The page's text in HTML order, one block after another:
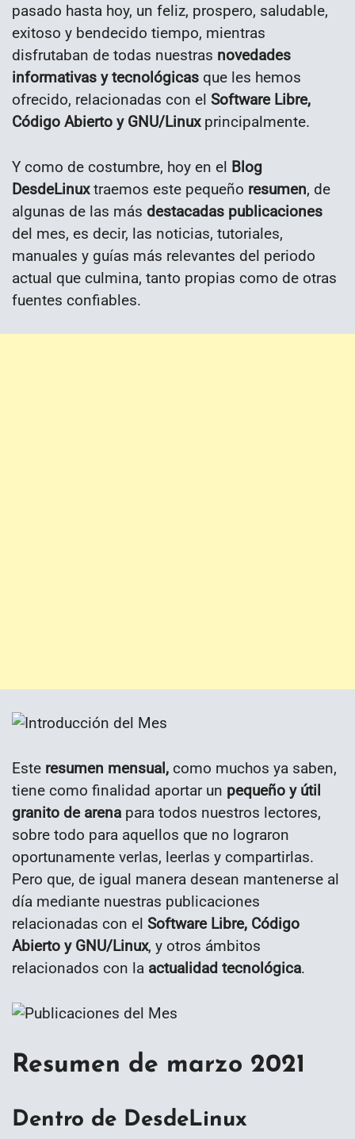
pasado hasta hoy, un feliz, prospero, saludable,
exitoso y bendecido tiempo, mientras
disfrutaban de todas nuestras novedades
informativas y tecnológicas que les hemos
ofrecido, relacionadas con el Software Libre,
Código Abierto y GNU/Linuxprincipalmente.
Y como de costumbre, hoy en el Blog
DesdeLinuxtraemos este pequeño resumen, de
algunas de las más destacadas publicaciones
del mes, es decir, las noticias, tutoriales,
manuales y guías más relevantes del periodo
actual que culmina, tanto propias como de otras
fuentes confiables.
Este resumen mensual, como muchos ya saben,
tiene como finalidad aportar un pequeño y útil
granito de arena para todos nuestros lectores,
sobre todo para aquellos que no lograron
oportunamente verlas, leerlas y compartirlas.
Pero que, de igual manera desean mantenerse al
día mediante nuestras publicaciones
relacionadas con el Software Libre, Código
Abierto y GNU/Linux, y otros ámbitos
relacionados con la actualidad tecnológica.
Resumen de marzo 2021
Dentro de DesdeLinux